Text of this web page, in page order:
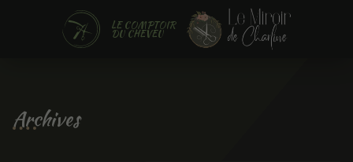
LE COMPTOIR
DU CHEVEU
Archives